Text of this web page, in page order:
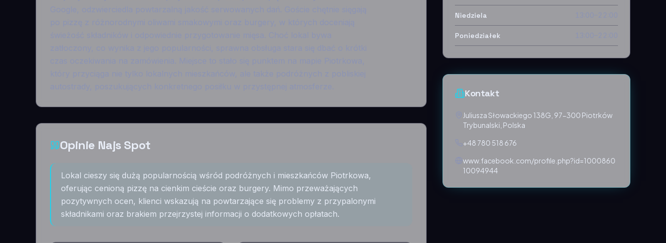
Opinie Najs Spot
Lokal cieszy się dużą popularnością wśród podróżnych i mieszkańców Piotrkowa,
oferując cenioną pizzę na cienkim cieście oraz burgery. Mimo przeważających
pozytywnych ocen, klienci wskazują na powtarzające się problemy z przypalonymi
składnikami oraz brakiem przejrzystej informacji o dodatkowych opłatach.
Niedziela
Poniedziałek
Kontakt
Juliusza Słowackiego 138G, 97-300 Piotrków
Trybunalski, Polska
+48 780 518 676
www.facebook.com/profile.php?id=1000860
10094944